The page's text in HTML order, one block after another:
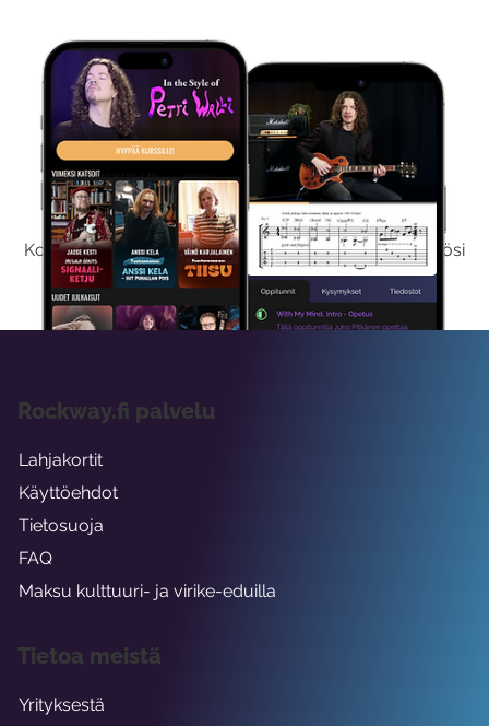
Kokeile Ilmaiseksi
Kokeilemalla ilmaiseksi saat koko sisältömme käyttöösi
viikon ajaksi.
Rockway.fi palvelu
Lahjakortit
Käyttöehdot
Tietosuoja
FAQ
Maksu kulttuuri- ja virike-eduilla
Tietoa meistä
Yrityksestä